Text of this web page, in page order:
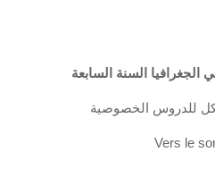
للدروس الخصوصية
Vers le